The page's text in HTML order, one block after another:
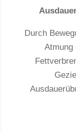
Durch
Atmung